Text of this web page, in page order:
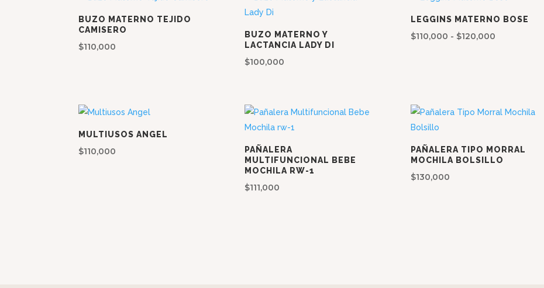
BUZO MATERNO TEJIDO
CAMISERO
$110,000
BUZO MATERNO Y
LACTANCIA LADY DI
$100,000
LEGGINS MATERNO BOSE
$110,000 - $120,000Rango
hasta
MULTIUSOS ANGEL
$110,000
PAÑALERA
MULTIFUNCIONAL BEBE
MOCHILA RW-1
$111,000
PAÑALERA TIPO MORRAL
MOCHILA BOLSILLO
$130,000